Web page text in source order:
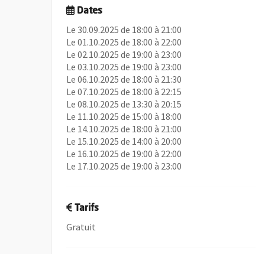
Dates
Le 30.09.2025 de 18:00 à 21:00
Le 01.10.2025 de 18:00 à 22:00
Le 02.10.2025 de 19:00 à 23:00
Le 03.10.2025 de 19:00 à 23:00
Le 06.10.2025 de 18:00 à 21:30
Le 07.10.2025 de 18:00 à 22:15
Le 08.10.2025 de 13:30 à 20:15
Le 11.10.2025 de 15:00 à 18:00
Le 14.10.2025 de 18:00 à 21:00
Le 15.10.2025 de 14:00 à 20:00
Le 16.10.2025 de 19:00 à 22:00
Le 17.10.2025 de 19:00 à 23:00
Tarifs
Gratuit